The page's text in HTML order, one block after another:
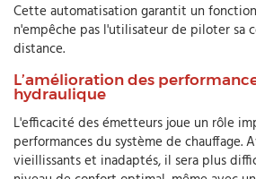
Cette automatisation garantit un
n'empêche pas l'utilisateur de piloter sa
distance.
L’amélioration des
hydraulique
L'efficacité des émetteurs joue un rôle
performances du système de chauffage.
vieillissants et inadaptés, il sera plus